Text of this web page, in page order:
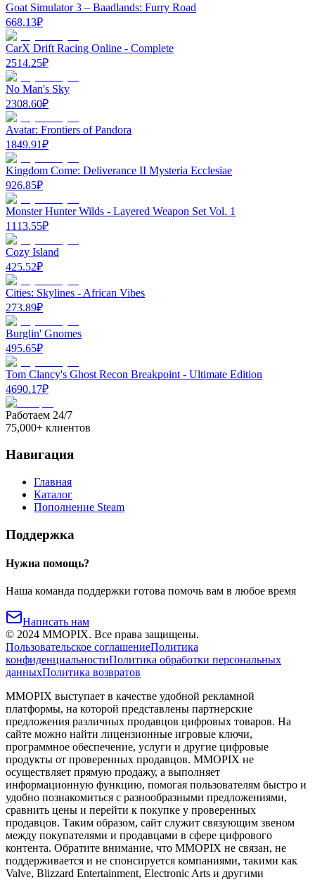
Goat Simulator 3 – Baadlands: Furry Road
668.13₽
CarX Drift Racing Online - Complete
2514.25₽
No Man's Sky
2308.60₽
Avatar: Frontiers of Pandora
1849.91₽
Kingdom Come: Deliverance II Mysteria Ecclesiae
926.85₽
Monster Hunter Wilds - Layered Weapon Set Vol. 1
1113.55₽
Cozy Island
425.52₽
Cities: Skylines - African Vibes
273.89₽
Burglin' Gnomes
495.65₽
Tom Clancy's Ghost Recon Breakpoint - Ultimate Edition
4690.17₽
Работаем 24/7
75,000+ клиентов
Навигация
Главная
Каталог
Пополнение Steam
Поддержка
Нужна помощь?
Наша команда поддержки готова помочь вам в любое время
Написать нам
© 2024 MMOPIX. Все права защищены.
Пользовательское соглашениеПолитика
конфиденциальностиПолитика обработки персональных
данныхПолитика возвратов
MMOPIX выступает в качестве удобной рекламной
платформы, на которой представлены партнерские
предложения различных продавцов цифровых товаров. На
сайте можно найти лицензионные игровые ключи,
программное обеспечение, услуги и другие цифровые
продукты от проверенных продавцов. MMOPIX не
осуществляет прямую продажу, а выполняет
информационную функцию, помогая пользователям быстро и
удобно познакомиться с разнообразными предложениями,
сравнить цены и перейти к покупке у проверенных
продавцов. Таким образом, сайт служит связующим звеном
между покупателями и продавцами в сфере цифрового
контента. Обратите внимание, что MMOPIX не связан, не
поддерживается и не спонсируется компаниями, такими как
Valve, Blizzard Entertainment, Electronic Arts и другими